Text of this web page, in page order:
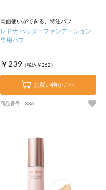
両面使いができる、特注パフ
レドナ パウダーファンデーション
専用パフ
￥239（税込￥262）
お買い物かごへ
商品番号：886